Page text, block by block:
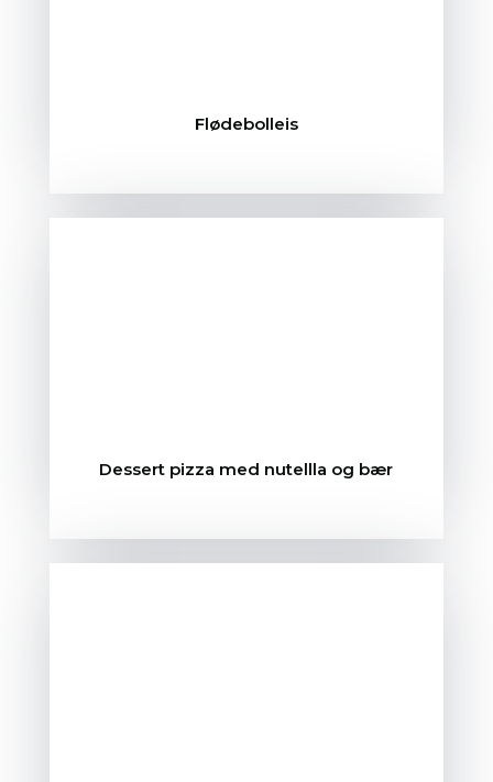
Flødebolleis
Dessert pizza med nutellla og bær